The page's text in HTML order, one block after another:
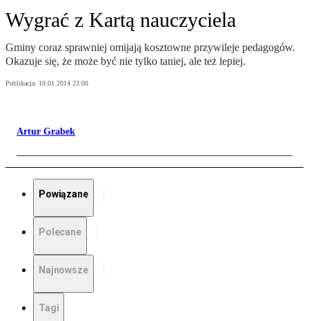
Wygrać z Kartą nauczyciela
Gminy coraz sprawniej omijają kosztowne przywileje pedagogów.
Okazuje się, że może być nie tylko taniej, ale też lepiej.
Publikacja: 10.01.2014 23:00
Artur Grabek
Powiązane
Polecane
Najnowsze
Tagi